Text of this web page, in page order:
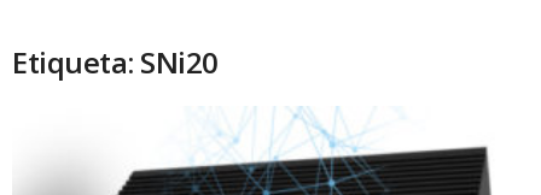
Etiqueta: SNi20